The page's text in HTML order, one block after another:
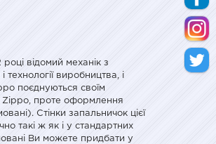
відомий механік з
виробництва, і
поєднуються своїм
Zippo, проте оформлення
Стінки запальничок цієї
такі ж як і у стандартних
Ви можете придбати у